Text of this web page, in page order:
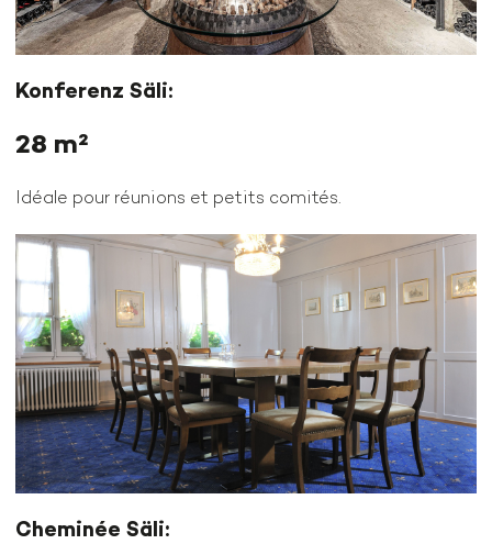
Konferenz Säli:
28 m²
Idéale pour réunions et petits comités.
Cheminée Säli: